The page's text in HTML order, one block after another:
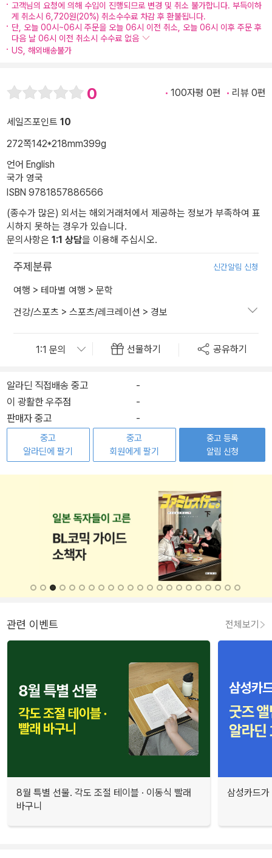
고객님의 요청에 의해 수입이 진행되므로 변경 및 취소 불가합니다. 부득이하
게 취소시 6,720원(20%) 취소수수료 차감 후 환불됩니다.
단, 오늘 00시~06시 주문을 오늘 06시 이전 취소, 오늘 06시 이후 주문 후
다음 날 06시 이전 취소시 수수료 없음
US, 해외배송불가
0 100자평 0편 리뷰 0편
세일즈포인트 10
272쪽142*218mm399g
언어 English
국가 영국
ISBN 9781857886566
(종수가 많은) 외서는 해외거래처에서 제공하는 정보가 부족하여 표
시하지 못하는 경우가 있습니다.
문의사항은 1:1 상담을 이용해 주십시오.
주제분류 신간알림 신청
여행 > 테마별 여행 > 문학
건강/스포츠 > 스포츠/레크레이션 > 경보
선물하기 공유하기
알라딘 직접배송 중고
-
이 광활한 우주점
-
판매자 중고
-
중고
알라딘에 팔기
중고
회원에게 팔기
중고 등록
알림 신청
관련 이벤트 전체보기
8월 특별 선물. 각도 조절 테이블 · 이동식 빨래
바구니
삼성카드